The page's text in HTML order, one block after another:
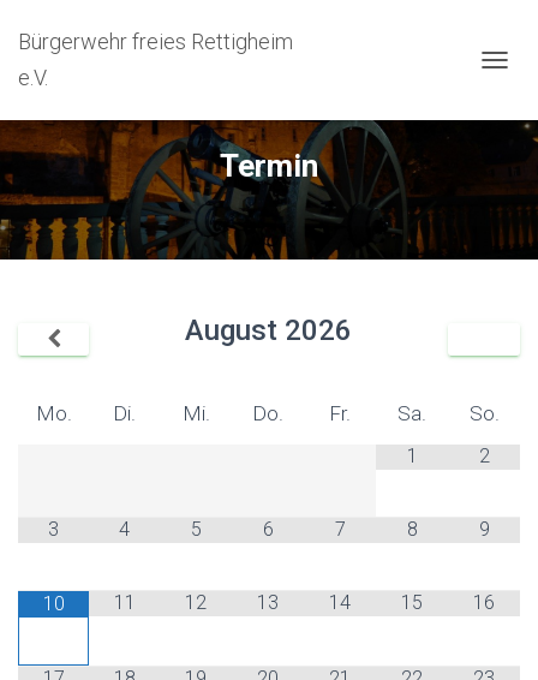
Bürgerwehr freies Rettigheim
e.V.
V
A
T
O
S
A
L
T
Termin
August 2026
Mo. Di. Mi. Do. Fr. Sa. So.
1 2
3 4 5 6 7 8 9
10 11 12 13 14 15 16